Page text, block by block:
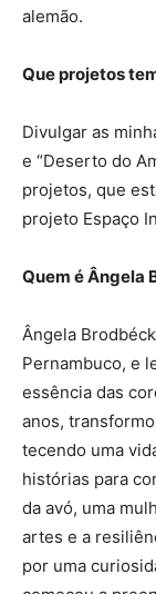
alemão.
Que projetos
Divulgar as
e “Deserto do
projetos, que
projeto Espaço
Quem é Ângela
Ângela
Pernambuco, e
essência das
anos,
tecendo uma
histórias para
da avó, uma
artes e a
por uma